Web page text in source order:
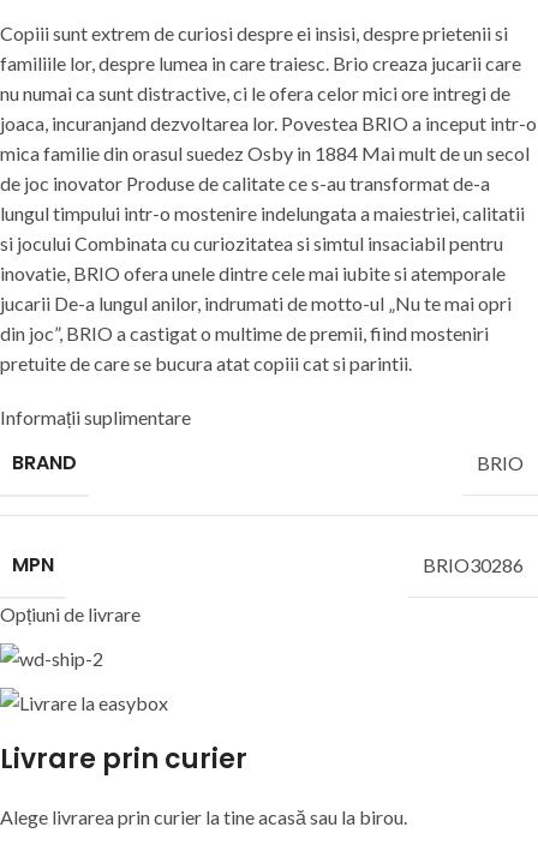
Copiii sunt extrem de curiosi despre ei insisi, despre prietenii si
familiile lor, despre lumea in care traiesc. Brio creaza jucarii care
nu numai ca sunt distractive, ci le ofera celor mici ore intregi de
joaca, incuranjand dezvoltarea lor. Povestea BRIO a inceput intr-o
mica familie din orasul suedez Osby in 1884 Mai mult de un secol
de joc inovator Produse de calitate ce s-au transformat de-a
lungul timpului intr-o mostenire indelungata a maiestriei, calitatii
si jocului Combinata cu curiozitatea si simtul insaciabil pentru
inovatie, BRIO ofera unele dintre cele mai iubite si atemporale
jucarii De-a lungul anilor, indrumati de motto-ul „Nu te mai opri
din joc”, BRIO a castigat o multime de premii, fiind mosteniri
pretuite de care se bucura atat copiii cat si parintii.
Informații suplimentare
BRAND BRIO
MPN BRIO30286
Opțiuni de livrare
Livrare prin curier
Alege livrarea prin curier latineacasă sau la birou.